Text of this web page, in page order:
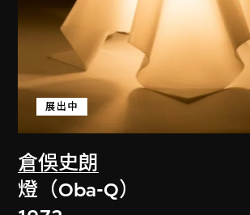
倉俁史朗
展出中
燈（Oba-Q）